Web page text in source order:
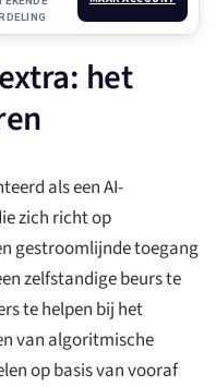
het
als een AI-
zich richt op
gestroomlijnde toegang
zelfstandige beurs te
te helpen bij het
van algoritmische
op basis van vooraf